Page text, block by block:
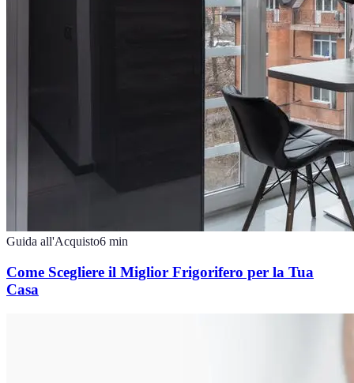
Guida all'Acquisto6 min
Come Scegliere il Miglior Frigorifero per la Tua
Casa